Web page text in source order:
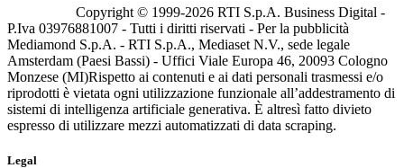
Copyright © 1999-2026 RTI S.p.A. Business Digital -
P.Iva 03976881007 - Tutti i diritti riservati - Per la pubblicità
Mediamond S.p.A. - RTI S.p.A., Mediaset N.V., sede legale
Amsterdam (Paesi Bassi) - Uffici Viale Europa 46, 20093 Cologno
Monzese (MI)Rispetto ai contenuti e ai dati personali trasmessi e/o
riprodotti è vietata ogni utilizzazione funzionale all’addestramento di
sistemi di intelligenza artificiale generativa. È altresì fatto divieto
espresso di utilizzare mezzi automatizzati di data scraping.
Legal